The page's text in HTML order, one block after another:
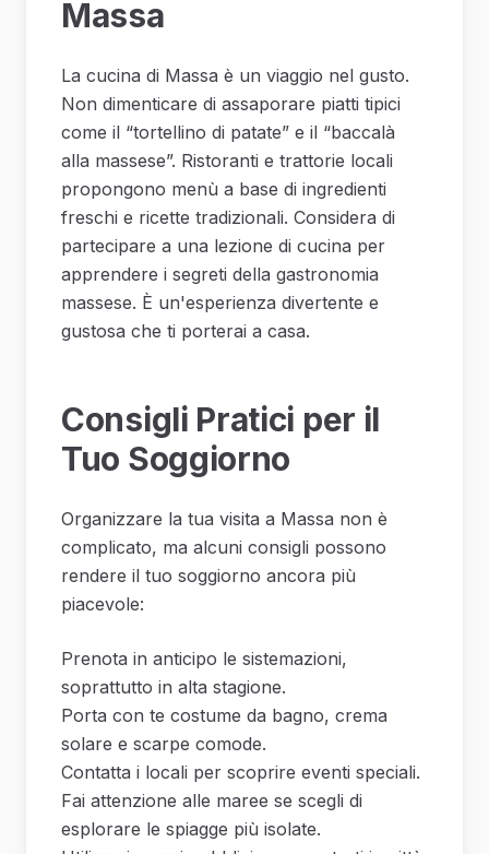
Massa
La cucina di Massa è un viaggio nel gusto.
Non dimenticare di assaporare piatti tipici
come il “tortellino di patate” e il “baccalà
alla massese”. Ristoranti e trattorie locali
propongono menù a base di ingredienti
freschi e ricette tradizionali. Considera di
partecipare a una lezione di cucina per
apprendere i segreti della gastronomia
massese. È un'esperienza divertente e
gustosa che ti porterai a casa.
Consigli Pratici per il
Tuo Soggiorno
Organizzare la tua visita a Massa non è
complicato, ma alcuni consigli possono
rendere il tuo soggiorno ancora più
piacevole:
Prenota in anticipo le sistemazioni,
soprattutto in alta stagione.
Porta con te costume da bagno, crema
solare e scarpe comode.
Contatta i locali per scoprire eventi speciali.
Fai attenzione alle maree se scegli di
esplorare le spiagge più isolate.